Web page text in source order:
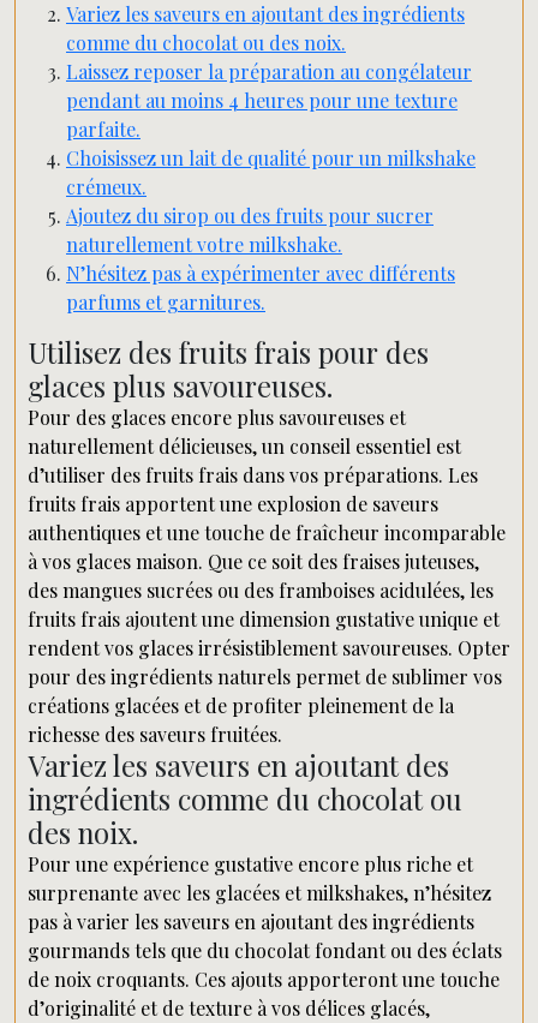
Variez les saveurs en ajoutant des ingrédients
comme du chocolat ou des noix.
Laissez reposer la préparation au congélateur
pendant au moins 4 heures pour une texture
parfaite.
Choisissez un lait de qualité pour un milkshake
crémeux.
Ajoutez du sirop ou des fruits pour sucrer
naturellement votre milkshake.
N’hésitez pas à expérimenter avec différents
parfums et garnitures.
Utilisez des fruits frais pour des
glaces plus savoureuses.
Pour des glaces encore plus savoureuses et
naturellement délicieuses, un conseil essentiel est
d’utiliser des fruits frais dans vos préparations. Les
fruits frais apportent une explosion de saveurs
authentiques et une touche de fraîcheur incomparable
à vos glaces maison. Que ce soit des fraises juteuses,
des mangues sucrées ou des framboises acidulées, les
fruits frais ajoutent une dimension gustative unique et
rendent vos glaces irrésistiblement savoureuses. Opter
pour des ingrédients naturels permet de sublimer vos
créations glacées et de profiter pleinement de la
richesse des saveurs fruitées.
Variez les saveurs en ajoutant des
ingrédients comme du chocolat ou
des noix.
Pour une expérience gustative encore plus riche et
surprenante avec les glacées et milkshakes, n’hésitez
pas à varier les saveurs en ajoutant des ingrédients
gourmands tels que du chocolat fondant ou des éclats
de noix croquants. Ces ajouts apporteront une touche
d’originalité et de texture à vos délices glacés,